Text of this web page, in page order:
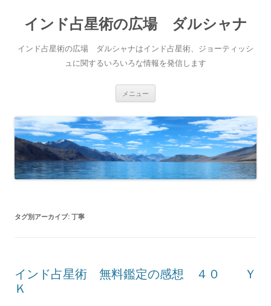
インド占星術の広場 ダルシャナ
インド占星術の広場 ダルシャナはインド占星術、ジョーティッシ
ュに関するいろいろな情報を発信します
メニュー
タグ別アーカイブ: 丁寧
インド占星術 無料鑑定の感想 ４０ Ｙ
Ｋ